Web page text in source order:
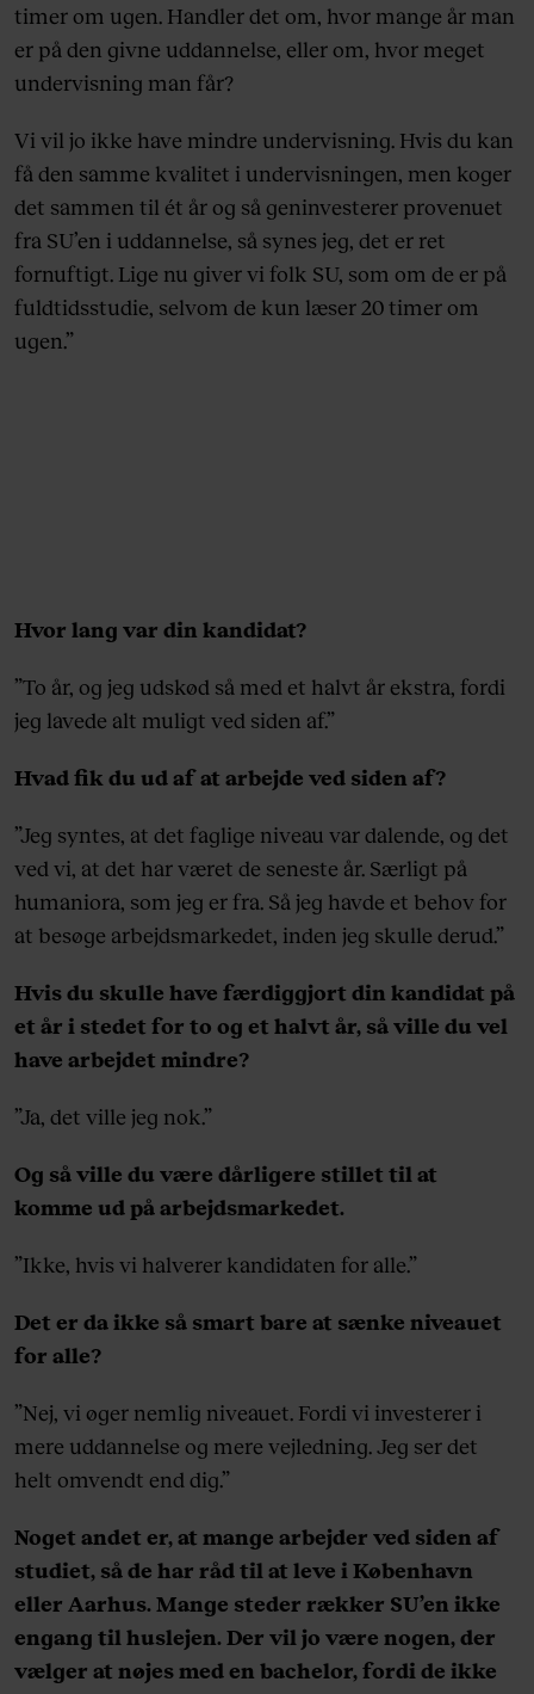
timer om ugen. Handler det om, hvor mange år man
er på den givne uddannelse, eller om, hvor meget
undervisning man får?
Vi vil jo ikke have mindre undervisning. Hvis du kan
få den samme kvalitet i undervisningen, men koger
det sammen til ét år og så geninvesterer provenuet
fra SU’en i uddannelse, så synes jeg, det er ret
fornuftigt. Lige nu giver vi folk SU, som om de er på
fuldtidsstudie, selvom de kun læser 20 timer om
ugen.”
Hvor lang var din kandidat?
”To år, og jeg udskød så med et halvt år ekstra, fordi
jeg lavede alt muligt ved siden af.”
Hvad fik du ud af at arbejde ved siden af?
”Jeg syntes, at det faglige niveau var dalende, og det
ved vi, at det har været de seneste år. Særligt på
humaniora, som jeg er fra. Så jeg havde et behov for
at besøge arbejdsmarkedet, inden jeg skulle derud.”
Hvis du skulle have færdiggjort din kandidat på
et år i stedet for to og et halvt år, så ville du vel
have arbejdet mindre?
”Ja, det ville jeg nok.”
Og så ville du være dårligere stillet til at
komme ud på arbejdsmarkedet.
”Ikke, hvis vi halverer kandidaten for alle.”
Det er da ikke så smart bare at sænke niveauet
for alle?
”Nej, vi øger nemlig niveauet. Fordi vi investerer i
mere uddannelse og mere vejledning. Jeg ser det
helt omvendt end dig.”
Noget andet er, at mange arbejder ved siden af
studiet, så de har råd til at leve i København
eller Aarhus. Mange steder rækker SU’en ikke
engang til huslejen. Der vil jo være nogen, der
vælger at nøjes med en bachelor, fordi de ikke